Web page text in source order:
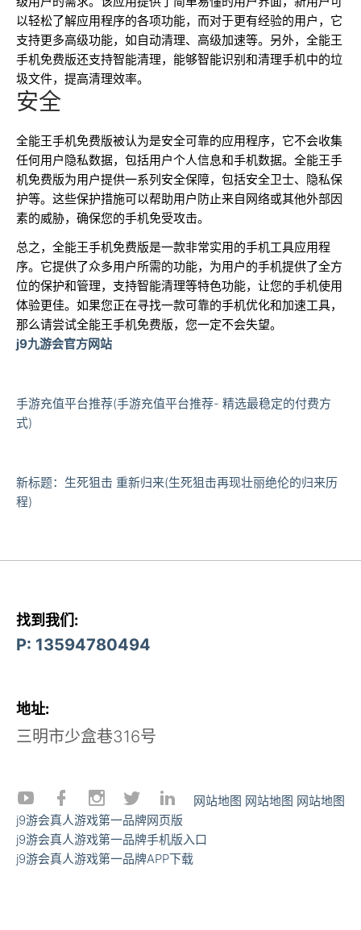
以轻松了解应用程序的各项功能，而对于更有经验的用户，它
支持更多高级功能，如自动清理、高级加速等。另外，全能王
手机免费版还支持智能清理，能够智能识别和清理手机中的垃
圾文件，提高清理效率。
安全
全能王手机免费版被认为是安全可靠的应用程序，它不会收集
任何用户隐私数据，包括用户个人信息和手机数据。全能王手
机免费版为用户提供一系列安全保障，包括安全卫士、隐私保
护等。这些保护措施可以帮助用户防止来自网络或其他外部因
素的威胁，确保您的手机免受攻击。
总之，全能王手机免费版是一款非常实用的手机工具应用程
序。它提供了众多用户所需的功能，为用户的手机提供了全方
位的保护和管理，支持智能清理等特色功能，让您的手机使用
体验更佳。如果您正在寻找一款可靠的手机优化和加速工具，
那么请尝试全能王手机免费版，您一定不会失望。
j9九游会官方网站
手游充值平台推荐(手游充值平台推荐- 精选最稳定的付费方
式)
新标题：生死狙击 重新归来(生死狙击再现壮丽绝伦的归来历
程)
找到我们:
P: 13594780494
地址:
三明市少盒巷316号
网站地图 网站地图 网站地图
j9游会真人游戏第一品牌网页版
j9游会真人游戏第一品牌手机版入口
j9游会真人游戏第一品牌APP下载